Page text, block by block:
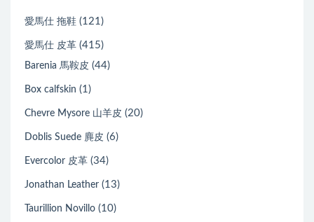
愛馬仕 拖鞋 (121)
愛馬仕 皮革 (415)
Barenia 馬鞍皮 (44)
Box calfskin (1)
Chevre Mysore 山羊皮 (20)
Doblis Suede 麂皮 (6)
Evercolor 皮革 (34)
Jonathan Leather (13)
Taurillion Novillo (10)